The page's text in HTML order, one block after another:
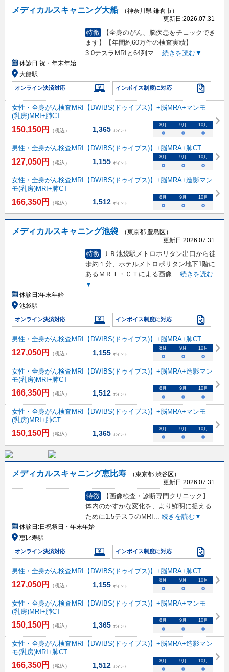
メディカルスキャニング大船
（神奈川県 鎌倉市）
更新日:2026.07.31
特徴
【全身のがん、脳疾患をチェックでき
ます】【年間約60万件の検査実績】
3.0テスラMRIと64列マ... 続きを読む▼
休診日:祝・年末年始
大船駅
オンライン決済対応 インボイス制度に対応
女性・全身がん検査MRI【DWIBS(ドゥイブス)】+脳MRA+マンモ
(乳房)MRI+肺CT
150,150円 （税込） 1,365 ポイント
8月 9月 10月
○ ○ ○
男性・全身がん検査MRI【DWIBS(ドゥイブス)】+脳MRA+肺CT
127,050円 （税込） 1,155 ポイント
8月 9月 10月
○ ○ ○
女性・全身がん検査MRI【DWIBS(ドゥイブス)】+脳MRA+造影マン
モ(乳房)MRI+肺CT
166,350円 （税込） 1,512 ポイント
8月 9月 10月
○ ○ ○
メディカルスキャニング池袋
（東京都 豊島区）
更新日:2026.07.31
特徴
ＪＲ池袋駅メトロポリタン出口から徒
歩約１分、ホテルメトロポリタン地下1階に
あるＭＲＩ・ＣＴによる画像
続きを読む
▼
休診日:年末年始
池袋駅
オンライン決済対応 インボイス制度に対応
男性・全身がん検査MRI【DWIBS(ドゥイブス)】+脳MRA+肺CT
127,050円 （税込） 1,155 ポイント
8 月 9 月 10月
○ ○ ○
女性・全身がん検査MRI【DWIBS(ドゥイブス)】+脳MRA+造影マン
モ(乳房)MRI+肺CT
166,350円 （税込） 1,512 ポイント
8 月 9 月 10月
○ ○ ○
女性・全身がん検査MRI【DWIBS(ドゥイブス)】+脳MRA+マンモ
(乳房)MRI+肺CT
150,150円 （税込） 1,365 ポイント
8 月 9 月 10月
○ ○ ○
メディカルスキャニング恵比寿
（東京都 渋谷区）
更新日:2026.07.31
特徴
【画像検査・診断専門クリニック】
体内のかすかな変化を、より鮮明に捉える
ために1.5テスラのMRI
続きを読む▼
休診日:日祝祭日・年末年始
恵比寿駅
オンライン決済対応 インボイス制度に対応
男性・全身がん検査MRI【DWIBS(ドゥイブス)】+脳MRA+肺CT
127,050円 （税込） 1,155 ポイント
8 月 9 月 10月
○ ○ ○
女性・全身がん検査MRI【DWIBS(ドゥイブス)】+脳MRA+マンモ
(乳房)MRI+肺CT
150,150円 （税込） 1,365 ポイント
8 月 9 月 10月
○ ○ ○
女性・全身がん検査MRI【DWIBS(ドゥイブス)】+脳MRA+造影マン
モ(乳房)MRI+肺CT
166,350円 （税込） 1,512 ポイント
8 月 9 月 10月
○ ○ ○